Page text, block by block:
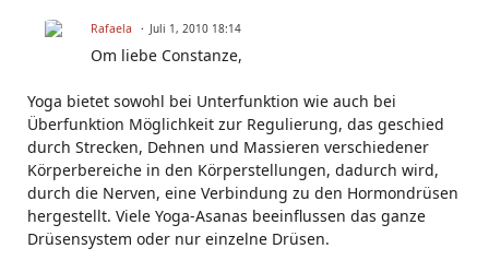
Rafaela Juli 1, 2010 18:14
Om liebe Constanze,
Yoga bietet sowohl bei Unterfunktion wie auch bei
Überfunktion Möglichkeit zur Regulierung, das geschied
durch Strecken, Dehnen und Massieren verschiedener
Körperbereiche in den Körperstellungen, dadurch wird,
durch die Nerven, eine Verbindung zu den Hormondrüsen
hergestellt. Viele Yoga-Asanas beeinflussen das ganze
Drüsensystem oder nur einzelne Drüsen.